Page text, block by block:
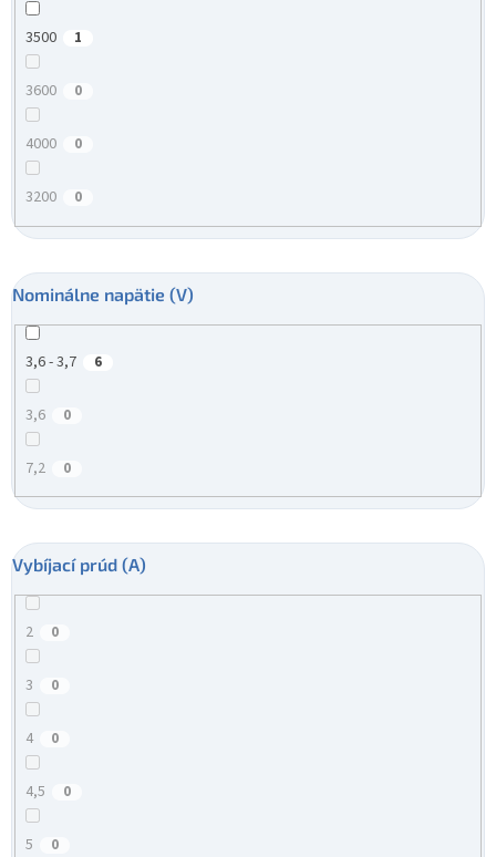
3500 1
3600 0
4000 0
3200 0
Nominálne napätie (V)
3,6 - 3,7 6
3,6 0
7,2 0
Vybíjací prúd (A)
2 0
3 0
4 0
4,5 0
5 0